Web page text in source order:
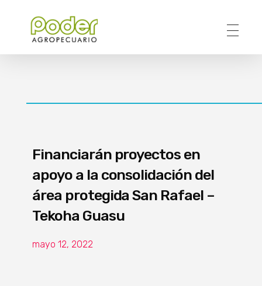
Financiarán proyectos en
apoyo a la consolidación del
área protegida San Rafael –
Tekoha Guasu
mayo 12, 2022